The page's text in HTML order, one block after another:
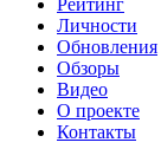
Личности
Обновления
Обзоры
Видео
О проекте
Контакты